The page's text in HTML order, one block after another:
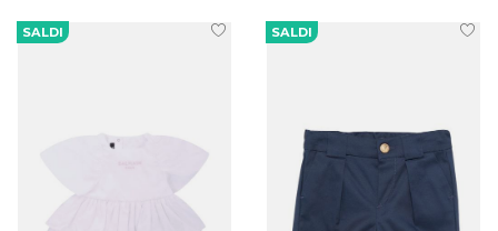
SALDI SALDI